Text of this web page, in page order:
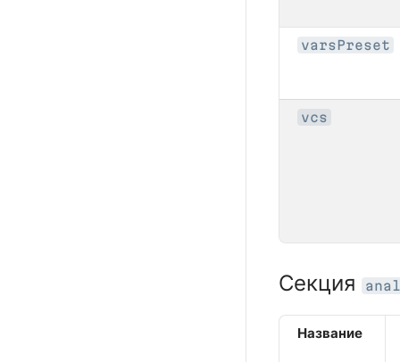
varsPreset
vcs
Секция
Название